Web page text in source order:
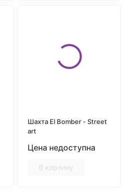
Шахта El Bomber - Street
art
Цена недоступна
В корзину